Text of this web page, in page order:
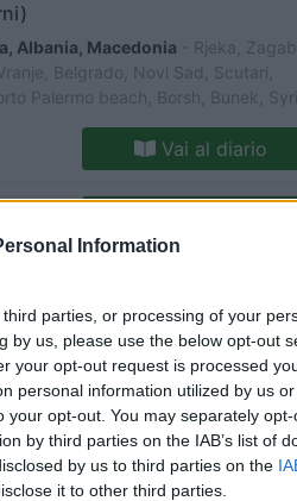
Information
parties, or processing of your
by us, please use the below opt-out
your opt-out request is processed
personal information utilized by us
opt-out. You may separately
by third parties on the IAB’s list of
by us to third parties on the
it to other third parties.
Albania, Macedonia - Rjeka,
Belgrado, Novi Sad, Scutari,
Palermo beach, Borsh, Bunek,
Vai al diario
Butrinto, Lubiana, Zagabria,
Vai al diario
3 12099